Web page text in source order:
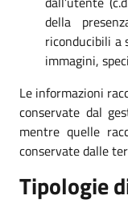
della
riconducibili a
immagini,
Le informazioni
conservate dal
mentre quelle
conservate dalle
Tipologie